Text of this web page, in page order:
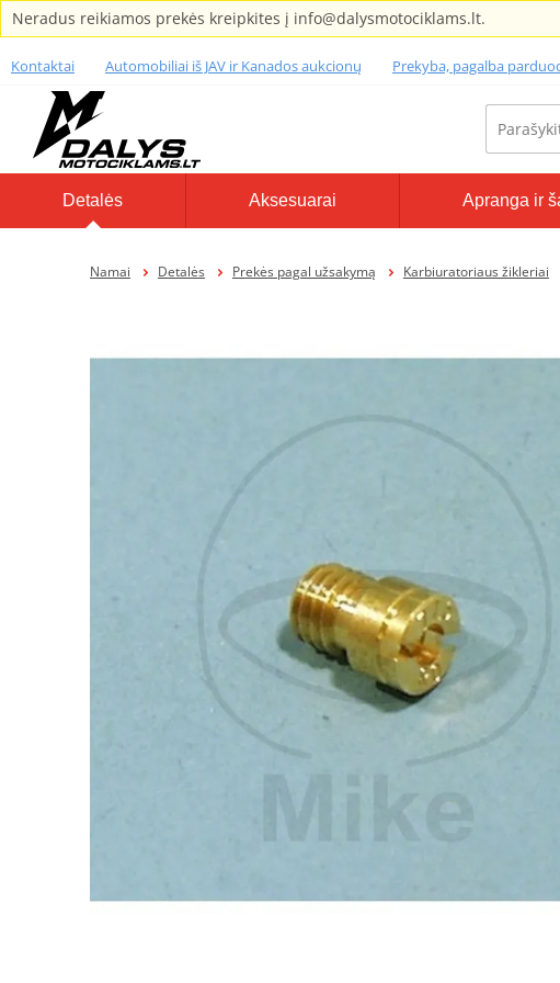
Neradus reikiamos prekės kreipkites į info@dalysmotociklams.lt.
Kontaktai Automobiliai iš JAV ir Kanados aukcionų Prekyba, pagalba
Detalės Aksesuarai Apranga ir
Namai Detalės Prekės pagal užsakymą Karbiuratoriaus žikleriai